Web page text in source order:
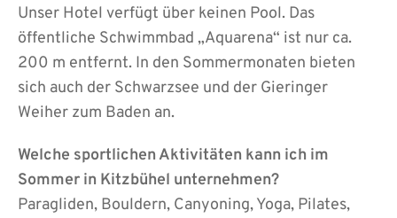
Unser Hotel verfügt über keinen Pool. Das
öffentliche Schwimmbad „Aquarena“ ist nur ca.
200 m entfernt. In den Sommermonaten bieten
sich auch der Schwarzsee und der Gieringer
Weiher zum Baden an.
Welche sportlichen Aktivitäten kann ich im
Sommer in Kitzbühel unternehmen?
Paragliden, Bouldern, Canyoning, Yoga, Pilates,